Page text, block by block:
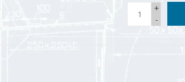
+
-